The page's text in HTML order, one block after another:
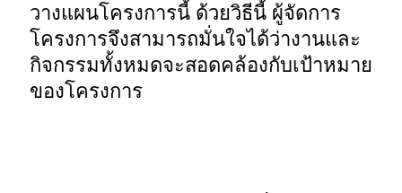
วางแผนโครงการนี้ ด้วยวิธีนี้ ผู้จัดการ
โครงการจึงสามารถมั่นใจได้ว่างานและ
กิจกรรมทั้งหมดจะสอดคล้องกับเป้าหมาย
ของโครงการ